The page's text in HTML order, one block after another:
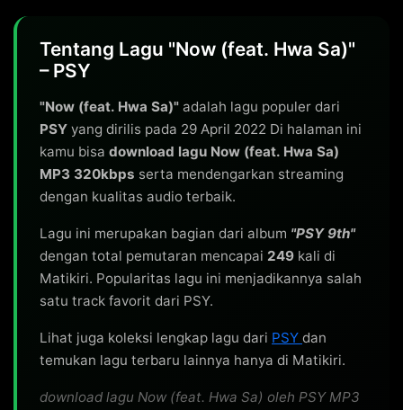
Tentang Lagu "Now (feat. Hwa Sa)"
– PSY
"Now (feat. Hwa Sa)" adalah lagu populer dari
PSY yang dirilis pada 29 April 2022 Di halaman ini
kamu bisa download lagu Now (feat. Hwa Sa)
MP3 320kbps serta mendengarkan streaming
dengan kualitas audio terbaik.
Lagu ini merupakan bagian dari album "PSY 9th"
dengan total pemutaran mencapai 249 kali di
Matikiri. Popularitas lagu ini menjadikannya salah
satu track favorit dari PSY.
Lihat juga koleksi lengkap lagu dari PSY dan
temukan lagu terbaru lainnya hanya di Matikiri.
download lagu Now (feat. Hwa Sa) oleh PSY MP3